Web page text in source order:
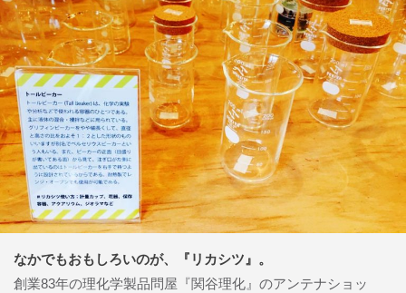
なかでもおもしろいのが、『リカシツ』。
創業83年の理化学製品問屋『関谷理化』のアンテナショッ